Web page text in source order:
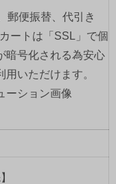
郵便振替、代引き
ートは「SSL」で個
暗号化される為安心
用いただけます。